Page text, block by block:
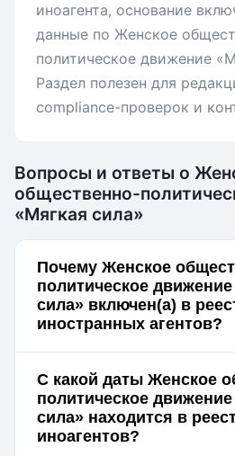
иноагента, основание
данные по Женское
политическое движение
Раздел полезен для
compliance-проверок и
Вопросы и ответы о
общественно-
«Мягкая сила»
Почему Женское
политическое
сила» включен(а) в
иностранных агентов?
С какой даты Женское
политическое
сила» находится в
иноагентов?